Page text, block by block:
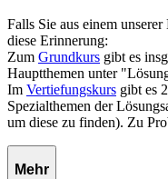
Falls Sie aus einem
diese Erinnerung:
Zum Grundkurs gibt es
Hauptthemen unter
Im Vertiefungskurs gibt es
Spezialthemen der
um diese zu finden). Zu
Mehr